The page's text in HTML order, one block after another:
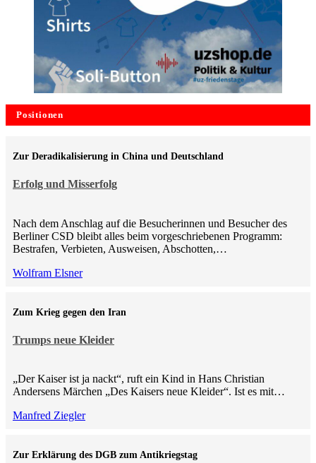
Positionen
Erfolg und Misserfolg
Zur Deradikalisierung in China und Deutschland
Nach dem Anschlag auf die Besucherinnen und Besucher des
Berliner CSD bleibt alles beim vorgeschriebenen Programm:
Bestrafen, Verbieten, Ausweisen, Abschotten,…
Wolfram Elsner
Trumps neue Kleider
Zum Krieg gegen den Iran
„Der Kaiser ist ja nackt“, ruft ein Kind in Hans Christian
Andersens Märchen „Des Kaisers neue Kleider“. Ist es mit…
Manfred Ziegler
Zur Erklärung des DGB zum Antikriegstag